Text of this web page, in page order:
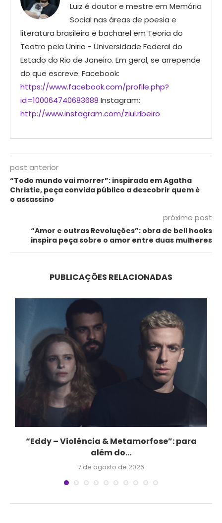
Luiz é doutor e mestre em Memória
Social nas áreas de poesia e
literatura brasileira e bacharel em Teoria do
Teatro pela Unirio - Universidade Federal do
Estado do Rio de Janeiro. Em geral, se arrepende
do que escreve. Facebook:
https://www.facebook.com/profile.php?
id=100064740683688 Instagram:
http://www.instagram.com/ziul.ribeiro
post anterior
“Todo mundo vai morrer”: inspirada em Agatha
Christie, peça convida público a descobrir quem é
o assassino
próximo post
“Amor e outras Revoluções”: obra de bell hooks
inspira peça sobre o amor entre duas mulheres
PUBLICAÇÕES RELACIONADAS
“Eddy – Violência & Metamorfose”: para
além do...
7 de agosto de 2026